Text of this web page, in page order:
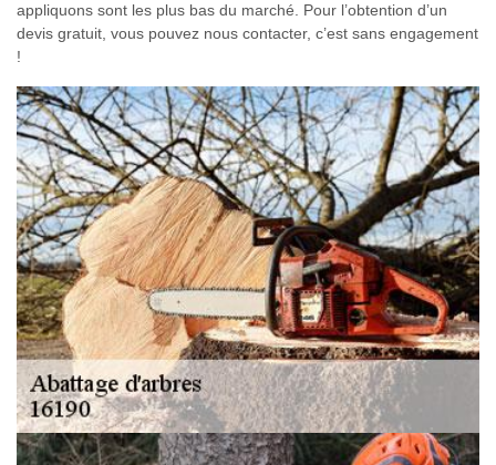
appliquons sont les plus bas du marché. Pour l’obtention d’un
devis gratuit, vous pouvez nous contacter, c’est sans engagement
!